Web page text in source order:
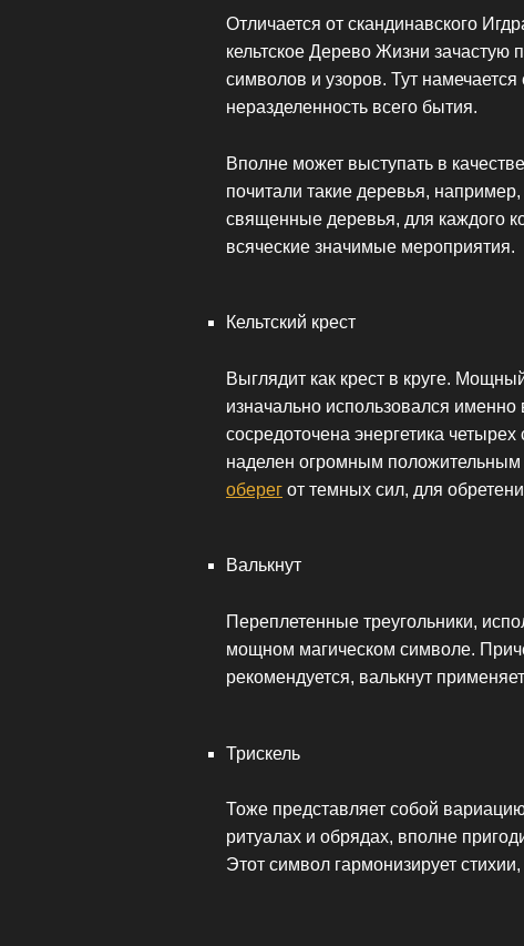
Отличается от скандинавского
кельтское Дерево Жизни зачастую
символов и узоров. Тут
неразделенность всего бытия.
Вполне может выступать в
почитали такие деревья,
священные деревья, для каждого
всяческие значимые мероприятия.
Кельтский крест
Выглядит как крест в круге.
изначально использовался
сосредоточена энергетика
наделен огромным положительным
оберег от темных сил, для
Валькнут
Переплетенные треугольники,
мощном магическом символе.
рекомендуется, валькнут
Трискель
Тоже представляет собой
ритуалах и обрядах, вполне
Этот символ гармонизирует